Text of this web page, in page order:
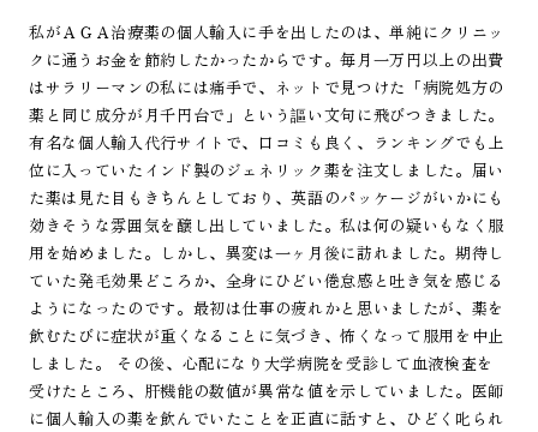
私がＡＧＡ治療薬の個人輸入に手を出したのは、単純にクリニッ
クに通うお金を節約したかったからです。毎月一万円以上の出費
はサラリーマンの私には痛手で、ネットで見つけた「病院処方の
薬と同じ成分が月千円台で」という謳い文句に飛びつきました。
有名な個人輸入代行サイトで、口コミも良く、ランキングでも上
位に入っていたインド製のジェネリック薬を注文しました。届い
た薬は見た目もきちんとしており、英語のパッケージがいかにも
効きそうな雰囲気を醸し出していました。私は何の疑いもなく服
用を始めました。しかし、異変は一ヶ月後に訪れました。期待し
ていた発毛効果どころか、全身にひどい倦怠感と吐き気を感じる
ようになったのです。最初は仕事の疲れかと思いましたが、薬を
飲むたびに症状が重くなることに気づき、怖くなって服用を中止
しました。 その後、心配になり大学病院を受診して血液検査を
受けたところ、肝機能の数値が異常な値を示していました。医師
に個人輸入の薬を飲んでいたことを正直に話すと、ひどく叱られ